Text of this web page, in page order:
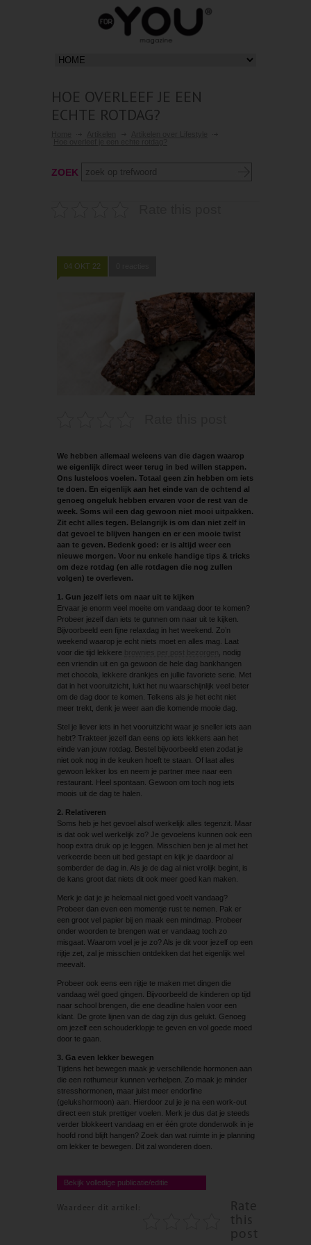
HOE OVERLEEF JE EEN
ECHTE ROTDAG?
ZOEK
04 OKT 22
We hebben allemaal weleens van die dagen waarop
we eigenlijk direct weer terug in bed willen stappen.
Ons lusteloos voelen. Totaal geen zin hebben om iets
te doen. En eigenlijk aan het einde van de ochtend al
genoeg ongeluk hebben ervaren voor de rest van de
week. Soms wil een dag gewoon niet mooi uitpakken.
Zit echt alles tegen. Belangrijk is om dan niet zelf in
dat gevoel te blijven hangen en er een mooie twist
aan te geven. Bedenk goed: er is altijd weer een
nieuwe morgen. Voor nu enkele handige tips & tricks
om deze rotdag (en alle rotdagen die nog zullen
volgen) te overleven.
1. Gun jezelf iets om naar uit te kijken
Ervaar je enorm veel moeite om vandaag door te komen?
Probeer jezelf dan iets te gunnen om naar uit te kijken.
Bijvoorbeeld een fijne relaxdag in het weekend. Zo’n
weekend waarop je echt niets moet en alles mag. Laat
voor die tijd lekkere
, nodig
een vriendin uit en ga gewoon de hele dag bankhangen
met chocola, lekkere drankjes en jullie favoriete serie. Met
dat in het vooruitzicht, lukt het nu waarschijnlijk veel beter
om de dag door te komen. Telkens als je het echt niet
meer trekt, denk je weer aan die komende mooie dag.
Stel je liever iets in het vooruitzicht waar je sneller iets aan
hebt? Trakteer jezelf dan eens op iets lekkers aan het
einde van jouw rotdag. Bestel bijvoorbeeld eten zodat je
niet ook nog in de keuken hoeft te staan. Of laat alles
gewoon lekker los en neem je partner mee naar een
restaurant. Heel spontaan. Gewoon om toch nog iets
moois uit de dag te halen.
2. Relativeren
Soms heb je het gevoel alsof werkelijk alles tegenzit. Maar
is dat ook wel werkelijk zo? Je gevoelens kunnen ook een
hoop extra druk op je leggen. Misschien ben je al met het
verkeerde been uit bed gestapt en kijk je daardoor al
somberder de dag in. Als je de dag al niet vrolijk begint, is
de kans groot dat niets dit ook meer goed kan maken.
Merk je dat je je helemaal niet goed voelt vandaag?
Probeer dan even een momentje rust te nemen. Pak er
een groot vel papier bij en maak een mindmap. Probeer
onder woorden te brengen wat er vandaag toch zo
misgaat. Waarom voel je je zo? Als je dit voor jezelf op een
rijtje zet, zal je misschien ontdekken dat het eigenlijk wel
meevalt.
Probeer ook eens een rijtje te maken met dingen die
vandaag wél goed gingen. Bijvoorbeeld de kinderen op tijd
naar school brengen, die ene deadline halen voor een
klant. De grote lijnen van de dag zijn dus gelukt. Genoeg
om jezelf een schouderklopje te geven en vol goede moed
door te gaan.
3. Ga even lekker bewegen
Tijdens het bewegen maak je verschillende hormonen aan
die een rothumeur kunnen verhelpen. Zo maak je minder
stresshormonen, maar juist meer endorfine
(gelukshormoon) aan. Hierdoor zul je je na een work-out
direct een stuk prettiger voelen. Merk je dus dat je steeds
verder blokkeert vandaag en er één grote donderwolk in je
hoofd rond blijft hangen? Zoek dan wat ruimte in je planning
om lekker te bewegen. Dit zal wonderen doen.
Bekijk volledige publicatie/editie
Waardeer dit artikel:
Rate
this
post